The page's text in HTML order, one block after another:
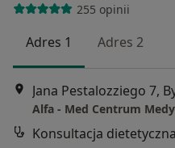
255 opinii
Adres 1 Adres 2
Jana Pestalozziego 7,
Alfa - Med Centrum
Konsultacja